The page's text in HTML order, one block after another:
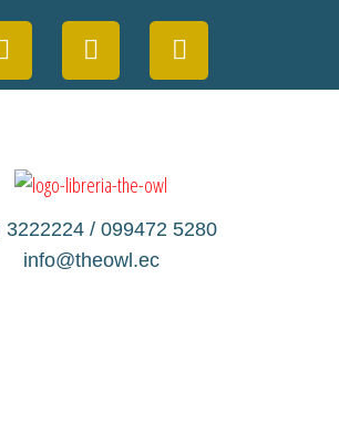
3222224 / 099472 5280
info@theowl.ec